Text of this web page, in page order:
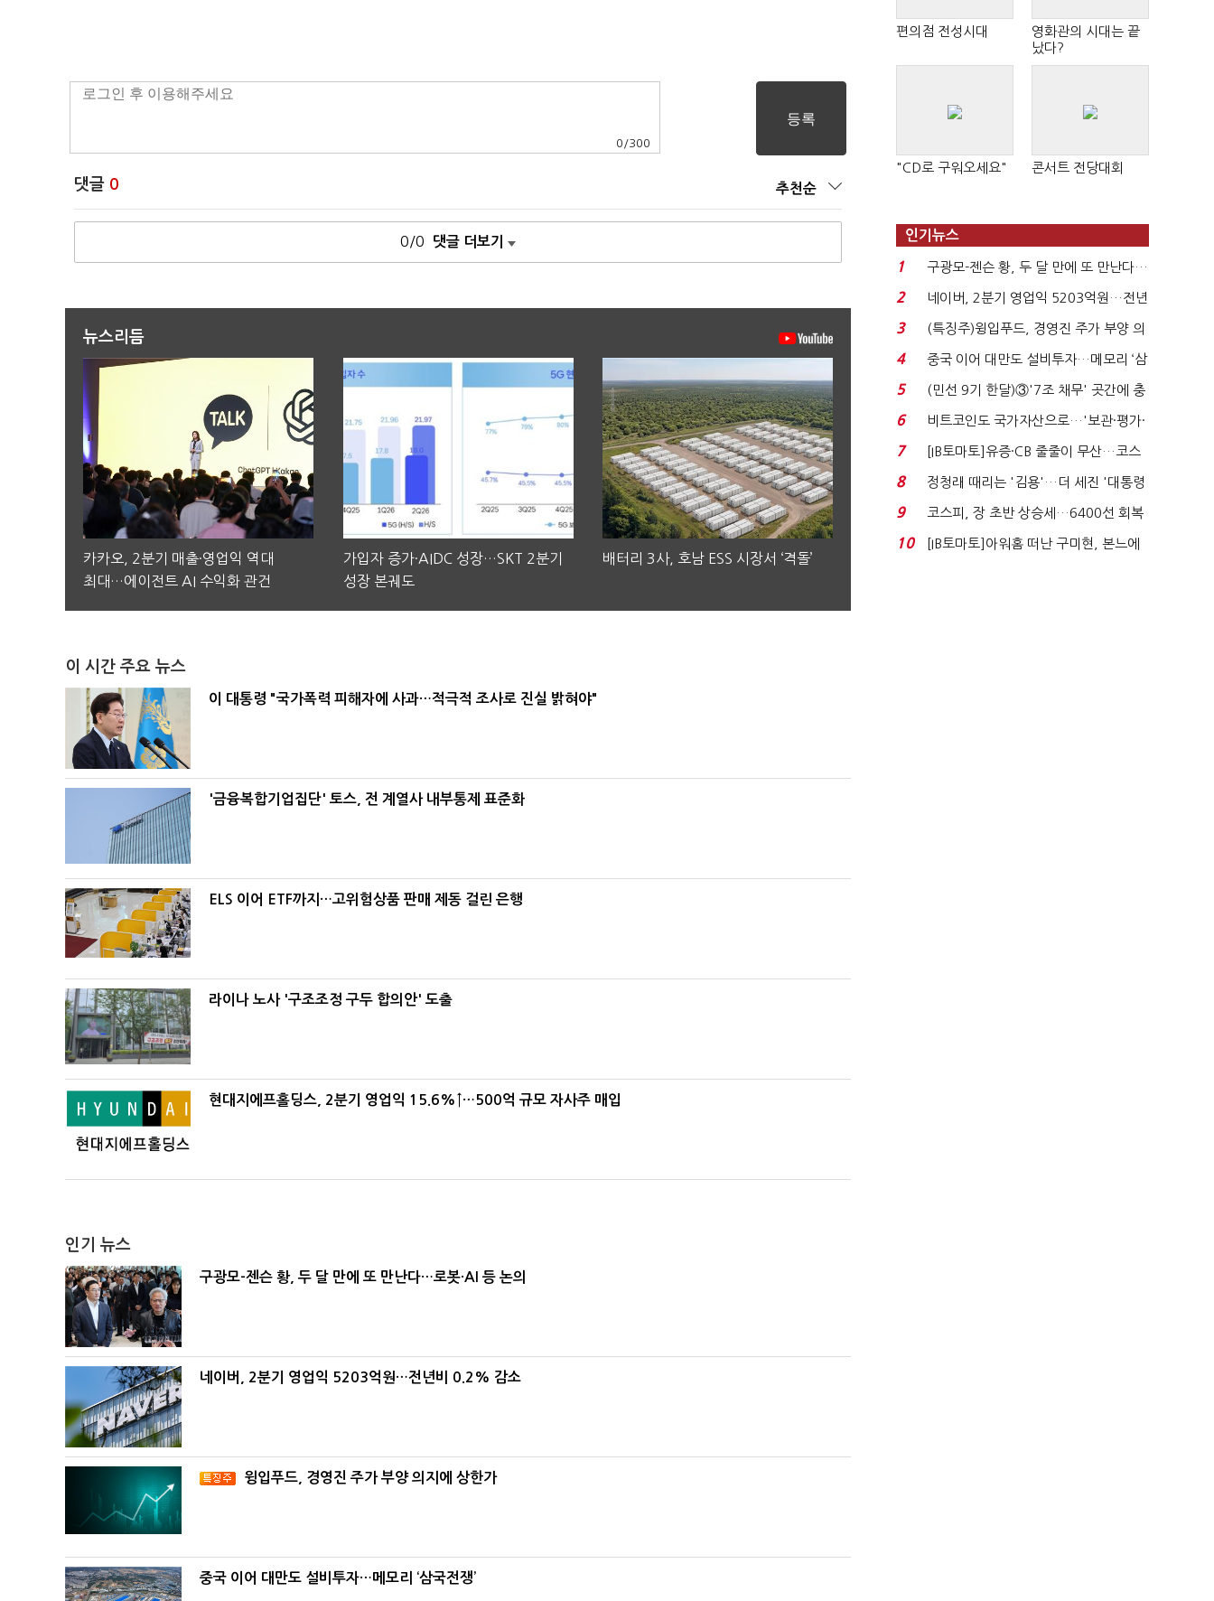
0 /300
댓글 0 추천순
0/0 댓글 더보기
뉴스리듬
카카오, 2분기 매출·영업익 역대
최대…에이전트 AI 수익화 관건
가입자 증가·AIDC 성장…SKT 2분기
성장 본궤도
배터리 3사, 호남 ESS 시장서 ‘격돌’
이 시간 주요 뉴스
이 대통령 "국가폭력 피해자에 사과…적극적 조사로 진실 밝혀야"
'금융복합기업집단' 토스, 전 계열사 내부통제 표준화
ELS 이어 ETF까지…고위험상품 판매 제동 걸린 은행
라이나 노사 '구조조정 구두 합의안' 도출
현대지에프홀딩스, 2분기 영업익 15.6%↑…500억 규모 자사주 매입
인기 뉴스
구광모-젠슨 황, 두 달 만에 또 만난다…로봇·AI 등 논의
네이버, 2분기 영업익 5203억원…전년비 0.2% 감소
윙입푸드, 경영진 주가 부양 의지에 상한가
중국 이어 대만도 설비투자…메모리 ‘삼국전쟁’
편의점 전성시대
영화관의 시대는 끝
났다?
"CD로 구워오세요" 콘서트 전당대회
인기뉴스
1
구광모-젠슨 황, 두 달 만에 또 만난다…
로봇·AI 등 논...
2
네이버, 2분기 영업익 5203억원…전년
비 0.2% 감소...
3
(특징주)윙입푸드, 경영진 주가 부양 의
지에 상한가...
4
중국 이어 대만도 설비투자…메모리 ‘삼
국전쟁’
5
(민선 9기 한달)③'7조 채무' 곳간에 충
격…추미애, 20년...
6
비트코인도 국가자산으로…'보관·평가·
처분' 기준은 ...
7
[IB토마토]유증·CB 줄줄이 무산…코스
닥 벌점 급증에 ...
8
정청래 때리는 '김용'…더 세진 '대통령
최측근' 입...
9
코스피, 장 초반 상승세…6400선 회복
시도
10
[IB토마토]아워홈 떠난 구미현, 본느에